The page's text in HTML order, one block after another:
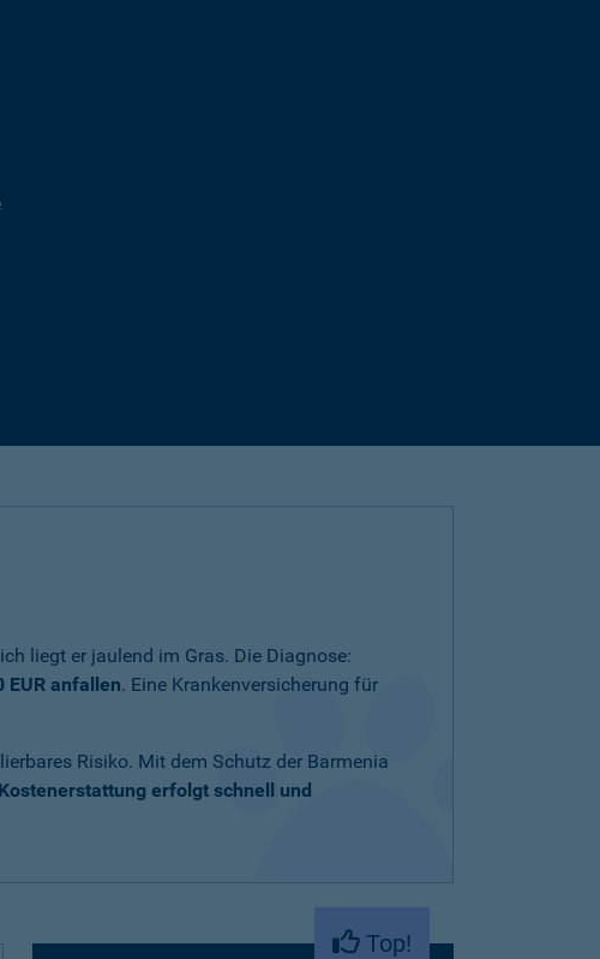
liegt er jaulend im Gras. Die Diagnose:
EUR anfallen. Eine Krankenversicherung für
Risiko. Mit dem Schutz der Barmenia
Kostenerstattung erfolgt schnell und
Top!